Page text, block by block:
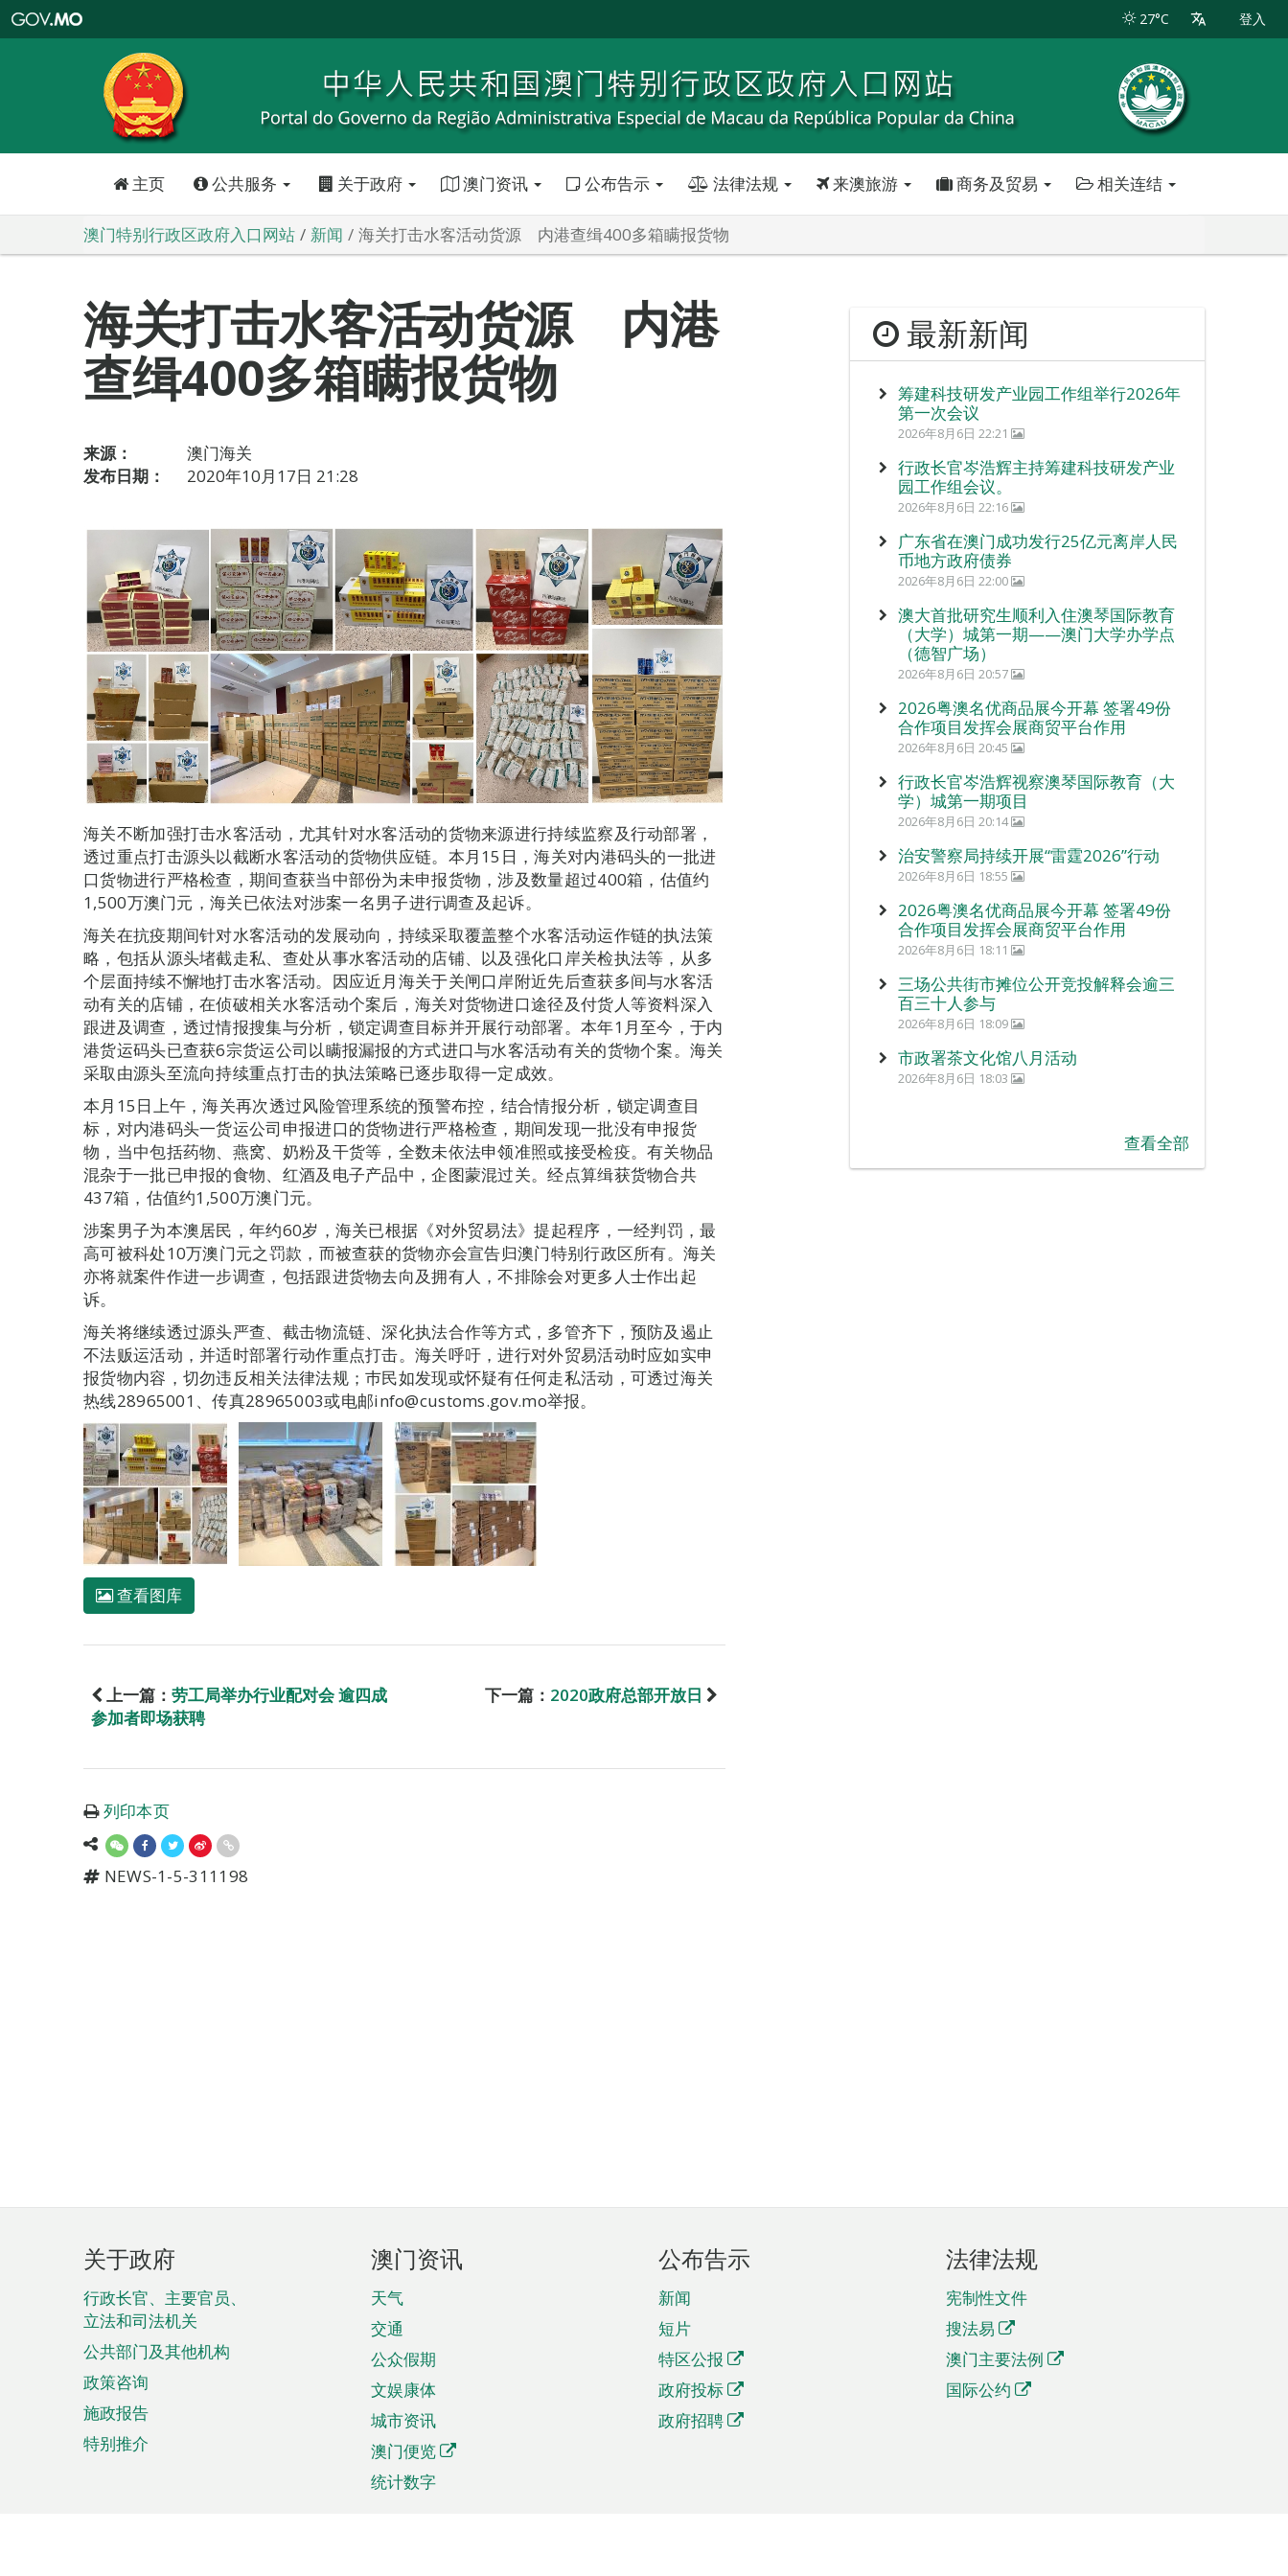
特
政
区
政
口
27°C 登入
主页 公共服务 关于政府 澳门资讯 公布告示 法律法规 来澳旅游 商务及贸易 相关连结
澳门特别行政区政府入口网站 新闻 海关打击水客活动货源 内港查缉400多箱瞒报货物
海关打击水客活动货源 内港
查缉400多箱瞒报货物
来源：
澳门海关
发布日期：
2020年10月17日 21:28
海关不断加强打击水客活动，尤其针对水客活动的货物来源进行持续监察及行动部署，
透过重点打击源头以截断水客活动的货物供应链。本月15日，海关对内港码头的一批进
口货物进行严格检查，期间查获当中部份为未申报货物，涉及数量超过400箱，估值约
1,500万澳门元，海关已依法对涉案一名男子进行调查及起诉。
海关在抗疫期间针对水客活动的发展动向，持续采取覆盖整个水客活动运作链的执法策
略，包括从源头堵截走私、查处从事水客活动的店铺、以及强化口岸关检执法等，从多
个层面持续不懈地打击水客活动。因应近月海关于关闸口岸附近先后查获多间与水客活
动有关的店铺，在侦破相关水客活动个案后，海关对货物进口途径及付货人等资料深入
跟进及调查，透过情报搜集与分析，锁定调查目标并开展行动部署。本年1月至今，于内
港货运码头已查获6宗货运公司以瞒报漏报的方式进口与水客活动有关的货物个案。海关
采取由源头至流向持续重点打击的执法策略已逐步取得一定成效。
本月15日上午，海关再次透过风险管理系统的预警布控，结合情报分析，锁定调查目
标，对内港码头一货运公司申报进口的货物进行严格检查，期间发现一批没有申报货
物，当中包括药物、燕窝、奶粉及干货等，全数未依法申领准照或接受检疫。有关物品
混杂于一批已申报的食物、红酒及电子产品中，企图蒙混过关。经点算缉获货物合共
437箱，估值约1,500万澳门元。
涉案男子为本澳居民，年约60岁，海关已根据《对外贸易法》提起程序，一经判罚，最
高可被科处10万澳门元之罚款，而被查获的货物亦会宣告归澳门特别行政区所有。海关
亦将就案件作进一步调查，包括跟进货物去向及拥有人，不排除会对更多人士作出起
诉。
海关将继续透过源头严查、截击物流链、深化执法合作等方式，多管齐下，预防及遏止
不法贩运活动，并适时部署行动作重点打击。海关呼吁，进行对外贸易活动时应如实申
报货物内容，切勿违反相关法律法规；巿民如发现或怀疑有任何走私活动，可透过海关
热线28965001、传真28965003或电邮info@customs.gov.mo举报。
查看图库
上一篇： 劳工局举办行业配对会 逾四成
参加者即场获聘
下一篇： 2020政府总部开放日
列印本页
NEWS-1-5-311198
最新新闻
筹建科技研发产业园工作组举行2026年
第一次会议
2026年8月6日 22:21
行政长官岑浩辉主持筹建科技研发产业
园工作组会议。
2026年8月6日 22:16
广东省在澳门成功发行25亿元离岸人民
币地方政府债券
2026年8月6日 22:00
澳大首批研究生顺利入住澳琴国际教育
（大学）城第一期——澳门大学办学点
（德智广场）
2026年8月6日 20:57
2026粤澳名优商品展今开幕 签署49份
合作项目发挥会展商贸平台作用
2026年8月6日 20:45
行政长官岑浩辉视察澳琴国际教育（大
学）城第一期项目
2026年8月6日 20:14
治安警察局持续开展“雷霆2026”行动
2026年8月6日 18:55
2026粤澳名优商品展今开幕 签署49份
合作项目发挥会展商贸平台作用
2026年8月6日 18:11
三场公共街市摊位公开竞投解释会逾三
百三十人参与
2026年8月6日 18:09
市政署茶文化馆八月活动
2026年8月6日 18:03
查看全部
页
脚
菜
单
关于政府
行政长官、主要官员、
立法和司法机关
公共部门及其他机构
政策咨询
施政报告
特别推介
澳门资讯
天气
交通
公众假期
文娱康体
城市资讯
澳门便览
统计数字
公布告示
新闻
短片
特区公报
政府投标
政府招聘
法律法规
宪制性文件
搜法易
澳门主要法例
国际公约